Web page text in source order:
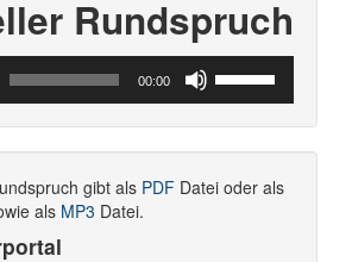
Rundspruch
00:00
Hoch/Runter
Lautstärke
gibt als PDF Datei oder als
als MP3 Datei.